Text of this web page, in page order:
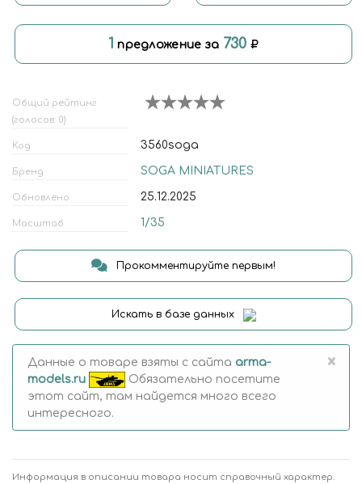
1 предложение за 730
Общий рейтинг
(голосов: 0)
Код 3560soga
Бренд SOGA MINIATURES
Обновлено 25.12.2025
Масштаб 1/35
Прокомментируйте первым!
Искать в базе данных
Данные о товаре взяты с сайта arma-
models.ru
Обязательно посетите
этот сайт, там найдется много всего
интересного.
×
Информация в описании товара носит справочный характер.